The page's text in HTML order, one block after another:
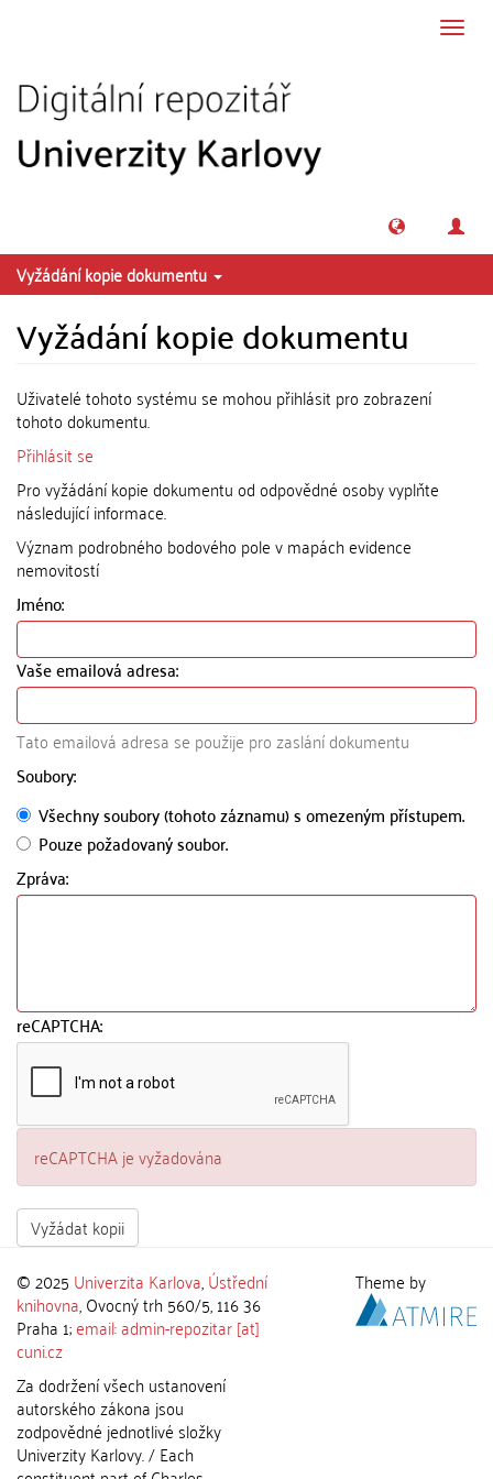
Vyžádání kopie dokumentu
Vyžádání kopie dokumentu
Uživatelé tohoto systému se mohou přihlásit pro zobrazení
tohoto dokumentu.
Přihlásit se
Pro vyžádání kopie dokumentu od odpovědné osoby vyplňte
následující informace.
Význam podrobného bodového pole v mapách evidence
nemovitostí
Jméno:
Vaše emailová adresa:
Tato emailová adresa se použije pro zaslání dokumentu
Soubory:
Všechny soubory (tohoto záznamu) s omezeným přístupem.
Pouze požadovaný soubor.
Zpráva:
reCAPTCHA:
reCAPTCHA je vyžadována
Vyžádat kopii
© 2025 Univerzita Karlova,Ústřední
knihovna, Ovocný trh 560/5, 116 36
Praha 1;email: admin-repozitar [at]
cuni.cz
Za dodržení všech ustanovení
autorského zákona jsou
zodpovědné jednotlivé složky
Univerzity Karlovy. / Each
Theme by